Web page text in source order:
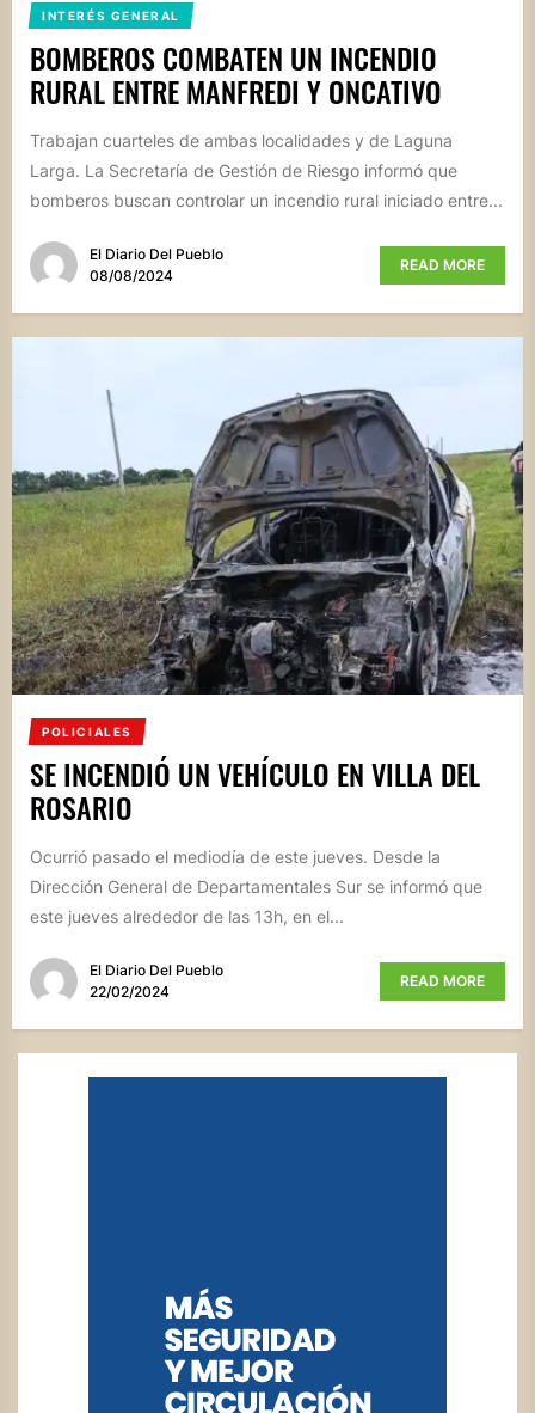
INTERÉS GENERAL
BOMBEROS COMBATEN UN INCENDIO
RURAL ENTRE MANFREDI Y ONCATIVO
Trabajan cuarteles de ambas localidades y de Laguna
Larga. La Secretaría de Gestión de Riesgo informó que
bomberos buscan controlar un incendio rural iniciado entre...
El Diario Del Pueblo
08/08/2024
READ MORE
POLICIALES
SE INCENDIÓ UN VEHÍCULO EN VILLA DEL
ROSARIO
Ocurrió pasado el mediodía de este jueves. Desde la
Dirección General de Departamentales Sur se informó que
este jueves alrededor de las 13h, en el...
El Diario Del Pueblo
22/02/2024
READ MORE